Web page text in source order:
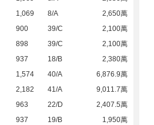
1,069 8/A
2,650萬
900 39/C
2,100萬
898 39/C
2,100萬
937 18/B
2,380萬
1,574 40/A
6,876.9萬
2,182 41/A
9,011.7萬
963 22/D
2,407.5萬
937 19/B
1,950萬